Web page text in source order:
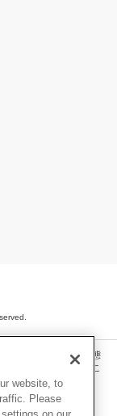
・音声等を、手段や形態
ファイル化などするこ
があります。
website, to
Please